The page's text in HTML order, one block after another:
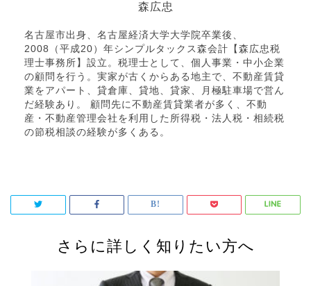
森広忠
名古屋市出身、名古屋経済大学大学院卒業後、
2008（平成20）年シンプルタックス森会計【森広忠税
理士事務所】設立。税理士として、個人事業・中小企業
の顧問を行う。実家が古くからある地主で、不動産賃貸
業をアパート、貸倉庫、貸地、貸家、月極駐車場で営ん
だ経験あり。 顧問先に不動産賃貸業者が多く、不動
産・不動産管理会社を利用した所得税・法人税・相続税
の節税相談の経験が多くある。
さらに詳しく知りたい方へ